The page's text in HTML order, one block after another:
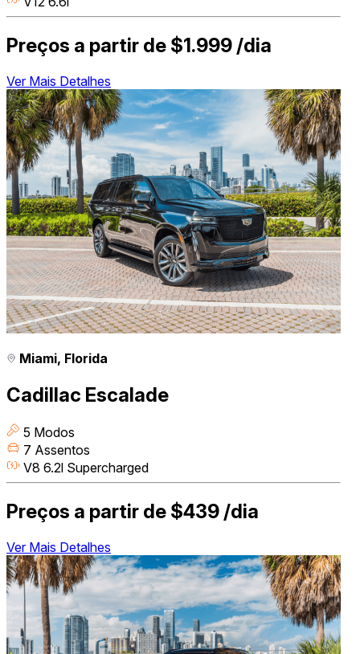
Preços a partir de $1.999 /dia
Ver Mais Detalhes
Miami, Florida
Cadillac Escalade
5 Modos
7 Assentos
V8 6.2l Supercharged
Preços a partir de $439 /dia
Ver Mais Detalhes